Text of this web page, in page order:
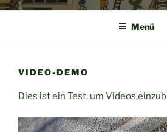
Menü
VIDEO-DEMO
Dies ist ein Test, um Videos
Video-